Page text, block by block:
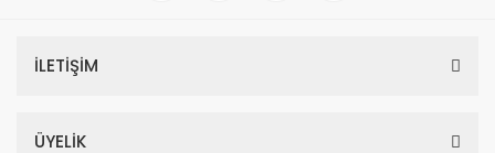
İLETİŞİM
ÜYELİK